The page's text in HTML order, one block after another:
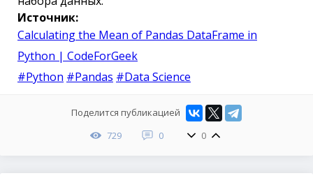
Источник:
Calculating the Mean of Pandas DataFrame in
Python | CodeForGeek
#Python #Pandas #Data Science
Поделится публикацией
729
0 0